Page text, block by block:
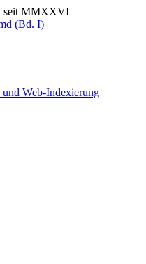
seit MMXXVI
(Bd. I)
Web-Indexierung